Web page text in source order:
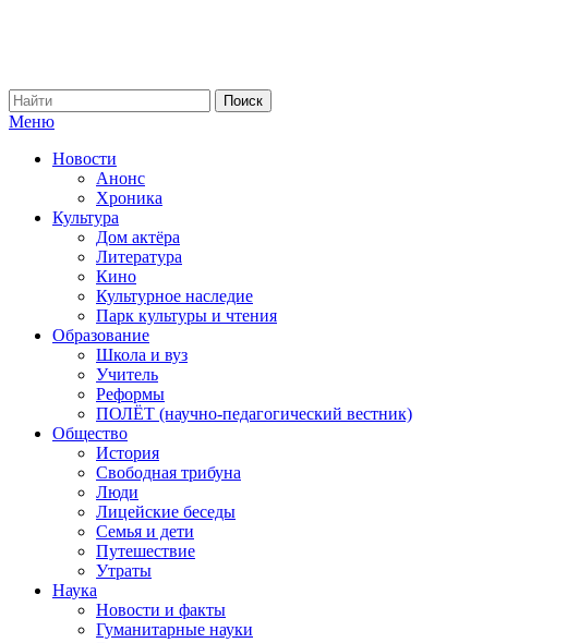
Меню
Новости
Анонс
Хроника
Культура
Дом актёра
Литература
Кино
Культурное наследие
Парк культуры и чтения
Образование
Школа и вуз
Учитель
Реформы
ПОЛЁТ (научно-педагогический вестник)
Общество
История
Свободная трибуна
Люди
Лицейские беседы
Семья и дети
Путешествие
Утраты
Наука
Новости и факты
Гуманитарные науки